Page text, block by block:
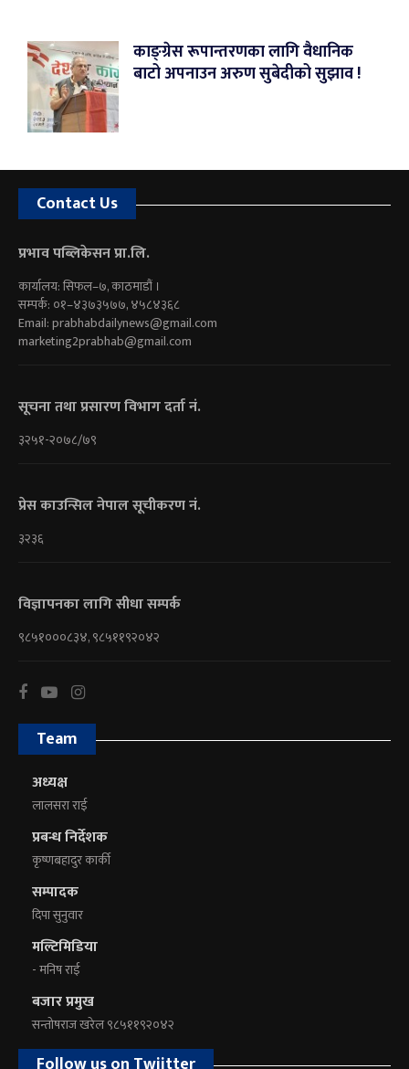
काङ्ग्रेस रूपान्तरणका लागि वैधानिक
बाटो अपनाउन अरुण सुबेदीको सुझाव !
Contact Us
प्रभाव पब्लिकेसन प्रा.लि.
कार्यालय: सिफल–७, काठमाडौं ।
सम्पर्क: ०१–४३७३५७७, ४५८४३६८
Email:prabhabdailynews@gmail.com
marketing2prabhab@gmail.com
सूचना तथा प्रसारण विभाग दर्ता नं.
३२५१-२०७८/७९
प्रेस काउन्सिल नेपाल सूचीकरण नं.
३२३६
विज्ञापनका लागि सीधा सम्पर्क
९८५१०००८३४, ९८५११९२०४२
Team
अध्यक्ष
लालसरा राई
प्रबन्ध निर्देशक
कृष्णबहादुर कार्की
सम्पादक
दिपा सुनुवार
मल्टिमिडिया
- मनिष राई
बजार प्रमुख
सन्तोषराज खरेल ९८५११९२०४२